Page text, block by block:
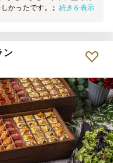
かったです。また次回も
続きを表示
ン